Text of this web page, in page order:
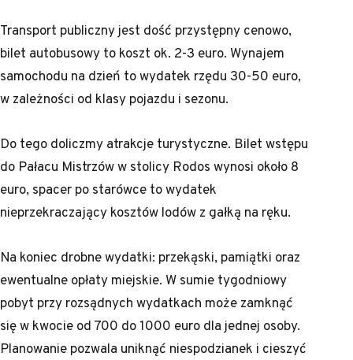
Transport publiczny jest dość przystępny cenowo,
bilet autobusowy to koszt ok. 2-3 euro. Wynajem
samochodu na dzień to wydatek rzędu 30-50 euro,
w zależności od klasy pojazdu i sezonu.
Do tego doliczmy atrakcje turystyczne. Bilet wstępu
do Pałacu Mistrzów w stolicy Rodos wynosi około 8
euro, spacer po starówce to wydatek
nieprzekraczający kosztów lodów z gałką na ręku.
Na koniec drobne wydatki: przekąski, pamiątki oraz
ewentualne opłaty miejskie. W sumie tygodniowy
pobyt przy rozsądnych wydatkach może zamknąć
się w kwocie od 700 do 1000 euro dla jednej osoby.
Planowanie pozwala uniknąć niespodzianek i cieszyć